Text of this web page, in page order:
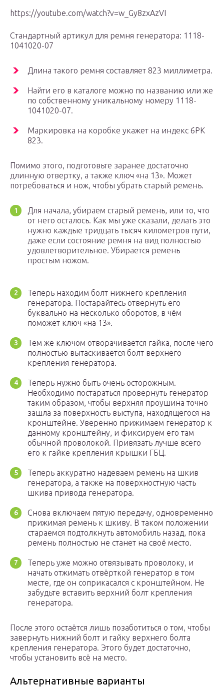
https://youtube.com/watch?v=w_Gy8zxAzVI
Стандартный артикул для ремня генератора: 1118-
1041020-07
Длина такого ремня составляет 823 миллиметра.
Найти его в каталоге можно по названию или же
по собственному уникальному номеру 1118-
1041020-07.
Маркировка на коробке укажет на индекс 6РК
823.
Помимо этого, подготовьте заранее достаточно
длинную отвертку, а также ключ «на 13». Может
потребоваться и нож, чтобы убрать старый ремень.
Для начала, убираем старый ремень, или то, что
от него осталось. Как мы уже сказали, делать это
нужно каждые тридцать тысяч километров пути,
даже если состояние ремня на вид полностью
удовлетворительное. Убирается ремень
простым ножом.
Теперь находим болт нижнего крепления
генератора. Постарайтесь отвернуть его
буквально на несколько оборотов, в чём
поможет ключ «на 13».
Тем же ключом отворачивается гайка, после чего
полностью вытаскивается болт верхнего
крепления генератора.
Теперь нужно быть очень осторожным.
Необходимо постараться провернуть генератор
таким образом, чтобы верхняя проушина точно
зашла за поверхность выступа, находящегося на
кронштейне. Уверенно прижимаем генератор к
данному кронштейну, и фиксируем его там
обычной проволокой. Привязать лучше всего
его к гайке крепления крышки ГБЦ.
Теперь аккуратно надеваем ремень на шкив
генератора, а также на поверхностную часть
шкива привода генератора.
Снова включаем пятую передачу, одновременно
прижимая ремень к шкиву. В таком положении
стараемся подтолкнуть автомобиль назад, пока
ремень полностью не станет на своё место.
Теперь уже можно отвязывать проволоку, и
начать отжимать отвёрткой генератор в том
месте, где он соприкасался с кронштейном. Не
забудьте вставить верхний болт крепления
генератора.
После этого остаётся лишь позаботиться о том, чтобы
завернуть нижний болт и гайку верхнего болта
крепления генератора. Этого будет достаточно,
чтобы установить всё на место.
Альтернативные варианты